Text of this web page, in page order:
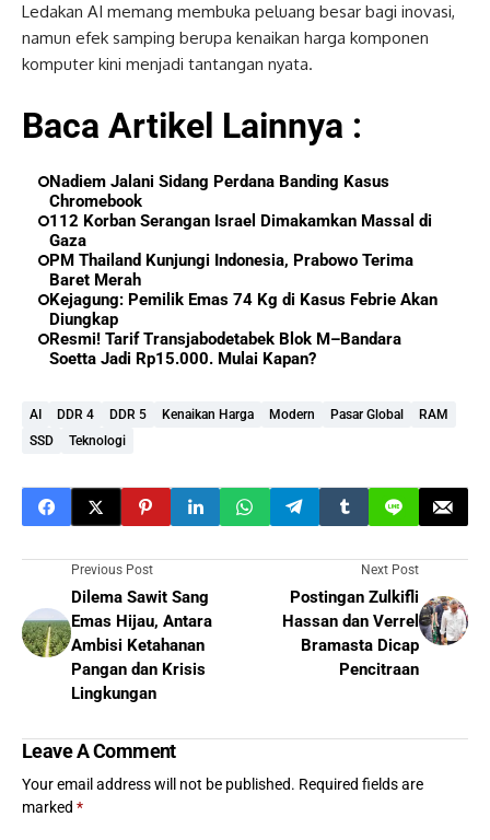
Ledakan AI memang membuka peluang besar bagi inovasi,
namun efek samping berupa kenaikan harga komponen
komputer kini menjadi tantangan nyata.
Baca Artikel Lainnya :
Nadiem Jalani Sidang Perdana Banding Kasus
Chromebook
112 Korban Serangan Israel Dimakamkan Massal di
Gaza
PM Thailand Kunjungi Indonesia, Prabowo Terima
Baret Merah
Kejagung: Pemilik Emas 74 Kg di Kasus Febrie Akan
Diungkap
Resmi! Tarif Transjabodetabek Blok M–Bandara
Soetta Jadi Rp15.000. Mulai Kapan?
AI DDR 4 DDR 5 Kenaikan Harga Modern Pasar Global
RAM
SSD
Teknologi
Previous Post
Dilema Sawit Sang
Emas Hijau, Antara
Ambisi Ketahanan
Pangan dan Krisis
Lingkungan
Next Post
Postingan Zulkifli
Hassan dan Verrel
Bramasta Dicap
Pencitraan
Leave A Comment
Your email address will not be published. Required fields are
marked *